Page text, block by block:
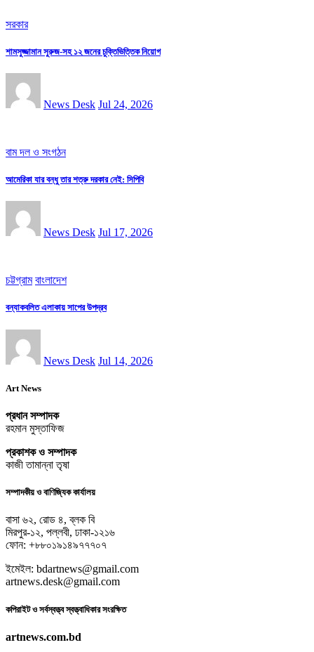
সরকার
শামসুজ্জামান সুরুজ-সহ ১২ জনের চুক্তিভিত্তিক নিয়োগ
News Desk Jul 24, 2026
বাম দল ও সংগঠন
আমেরিকা যার বন্ধু তার শত্রু দরকার নেই: সিপিবি
News Desk Jul 17, 2026
চট্টগ্রাম বাংলাদেশ
বন্যাকবলিত এলাকায় সাপের উপদ্রব
News Desk Jul 14, 2026
Art News
প্রধান সম্পাদক
রহমান মুস্তাফিজ
প্রকাশক ও সম্পাদক
কাজী তামান্না তৃষা
সম্পাদকীয় ও বাণিজ্যিক কার্যালয়
বাসা ৬২, রোড ৪, ব্লক বি
মিরপুর-১২, পল্লবী, ঢাকা-১২১৬
ফোন: +৮৮০১৯১৪৯৭৭৭০৭
ইমেইল: bdartnews@gmail.com
artnews.desk@gmail.com
কপিরাইট ও সর্বস্বত্ত্ব স্বত্ত্বাধিকার সংরক্ষিত
artnews.com.bd